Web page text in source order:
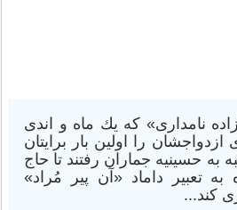
نامداری» كه یك ماه و اندی
را اولین بار برایتان
به حسینیه جماران رفتند تا حاج
تعبیر داماد «آن پیر مُراد»‌
كند...